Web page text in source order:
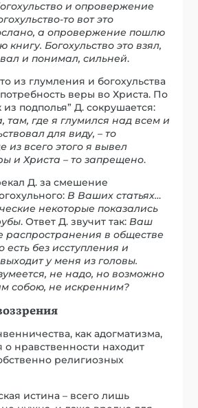
и опровержение
то вот это
а опровержение пошлю
Богохульство это взял,
и понимал, сильней.
из глумления и богохульства
веры во Христа. По
из подполья” Д. сокрушается:
там, где я глумился над всем и
для виду, – то
из всего этого я вывел
и Христа – то запрещено.
Д. за смешение
В Ваших статьях…
некоторые показались
. Ответ Д. звучит так:Ваш
распространения в обществе
есть без исступления и
у меня из головы.
не надо, но возможно
собою, не искренним?
как адогматизма,
о нравственности находит
религиозных
истина – всего лишь